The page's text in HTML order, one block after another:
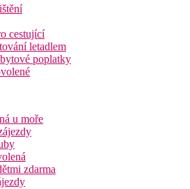
cestující
letadlem
poplatky
u moře
zdarma